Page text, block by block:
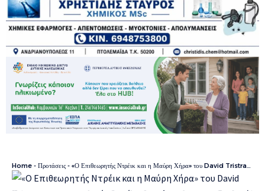
Home - Προτάσεις - «Ο Επιθεωρητής Ντρέικ και η Μαύρη Χήρα» του David Tristram σε σκηνοθεσία Βασίλη Θωμόπουλου στα Γρεβενά! (Ηχητικό spot)